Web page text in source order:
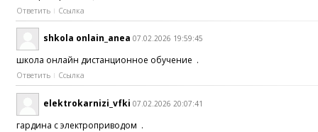
Ответить Ссылка
shkola onlain_anea 07.02.2026 19:59:45
школа онлайн дистанционное обучение .
Ответить Ссылка
elektrokarnizi_vfki 07.02.2026 20:07:41
гардина с электроприводом .